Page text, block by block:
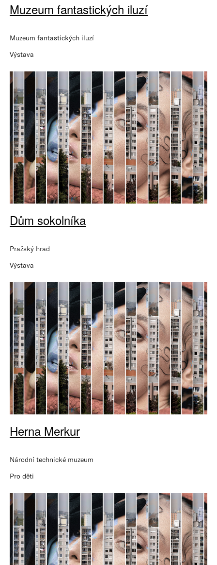
Muzeum fantastických iluzí
Muzeum fantastických iluzí
Výstava
Dům sokolníka
Pražský hrad
Výstava
Herna Merkur
Národní technické muzeum
Pro děti